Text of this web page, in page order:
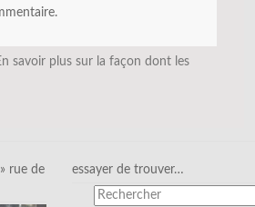
savoir plus sur la façon dont les
rue de
essayer de trouver…